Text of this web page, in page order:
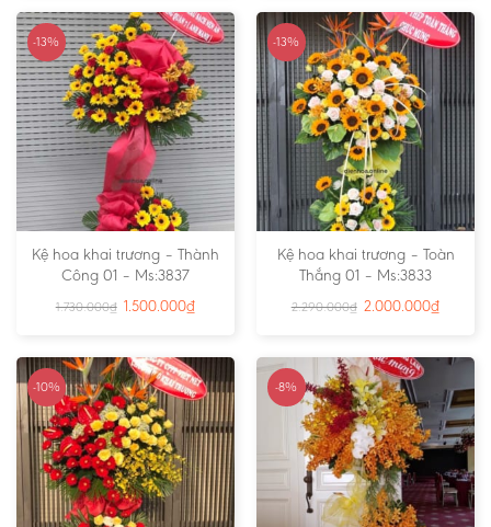
-13%
Kệ hoa khai trương – Thành
Công 01 – Ms:3837
1.730.000₫ 1.500.000₫
-13%
Kệ hoa khai trương – Toàn
Thắng 01 – Ms:3833
2.290.000₫ 2.000.000₫
-10% -8%